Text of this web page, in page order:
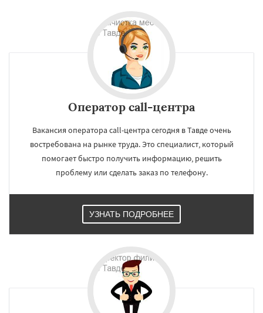
Оператор call-центра
Вакансия оператора call-центра сегодня в Тавде очень
востребована на рынке труда. Это специалист, который
помогает быстро получить информацию, решить
проблему или сделать заказ по телефону.
УЗНАТЬ ПОДРОБНЕЕ